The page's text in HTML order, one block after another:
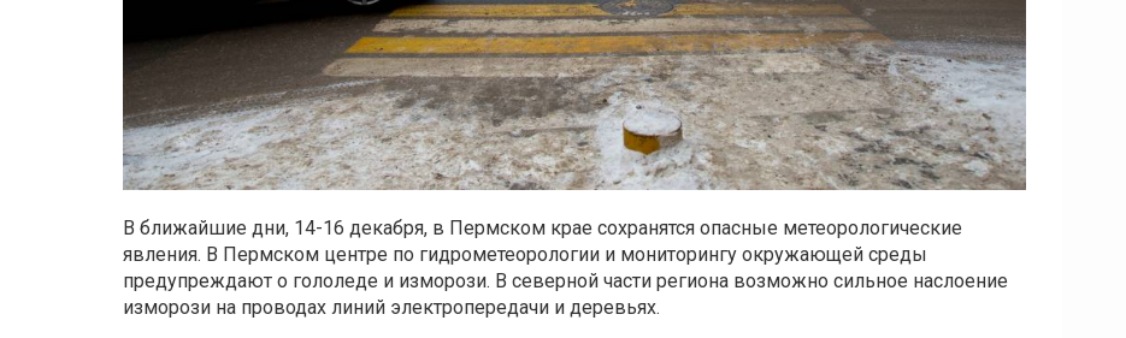
В ближайшие дни, 14-16 декабря, в Пермском крае сохранятся опасные метеорологические
явления. В Пермском центре по гидрометеорологии и мониторингу окружающей среды
предупреждают о гололеде и изморози. В северной части региона возможно сильное наслоение
изморози на проводах линий электропередачи и деревьях.